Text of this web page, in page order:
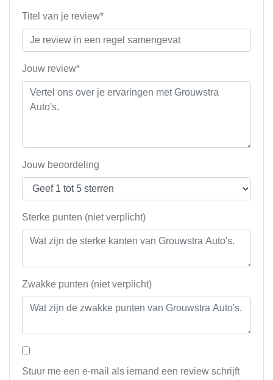
Titel van je review*
Jouw review*
Jouw beoordeling
Sterke punten (niet verplicht)
Zwakke punten (niet verplicht)
Stuur me een e-mail als iemand een review schrijft